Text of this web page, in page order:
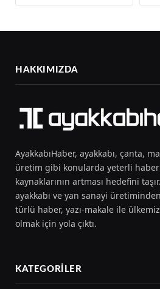
HAKKIMIZDA
AyakkabıHaber, ayakkabı, çanta,
üretim gibi konularda yeterli haber
kaynaklarının artması hedefini
ayakkabı ve yan sanayi
türlü haber, yazı-makale ile
olmak için yola çıktı.
KATEGORILER